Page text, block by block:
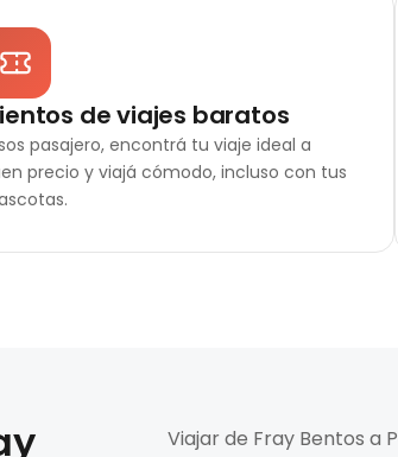
de viajes baratos
pasajero, encontrá tu viaje ideal a
precio y viajá cómodo, incluso con tus
Viajar de Fray Bentos a